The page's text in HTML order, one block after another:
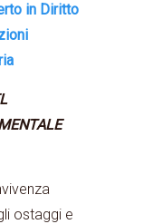
in Diritto
ostaggi e